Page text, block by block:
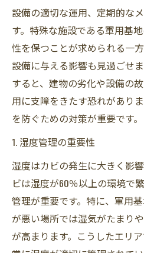
設備の適切な運用、定期的な
す。特殊な施設である軍用基
性を保つことが求められる一
設備に与える影響も見過ごせ
すると、建物の劣化や設備の
用に支障をきたす恐れがあり
を防ぐための対策が重要です。
1. 湿度管理の重要性
湿度はカビの発生に大きく影
ビは湿度が60％以上の環境で
管理が重要です。特に、軍用
が悪い場所では湿気がたまり
が高まります。こうしたエリ